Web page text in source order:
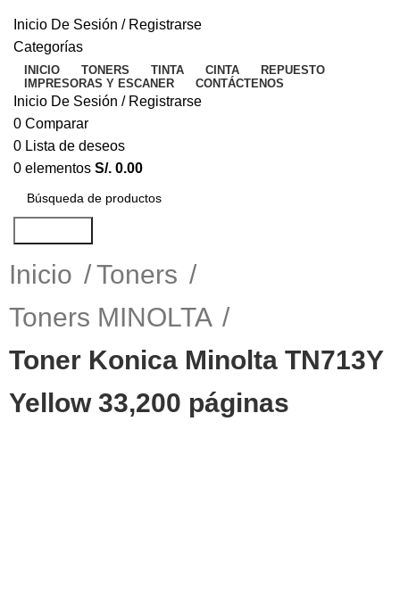
Inicio De Sesión / Registrarse
Categorías
INICIO TONERS TINTA CINTA
REPUESTO
IMPRESORAS Y ESCANER
CONTÁCTENOS
Inicio De Sesión / Registrarse
0 Comparar
0 Lista de deseos
0 elementos S/. 0.00
Inicio
Toners
Toners MINOLTA
Toner Konica Minolta TN713Y
Yellow 33,200 páginas